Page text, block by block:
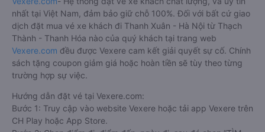
các nhà xe đi, được đảm bảo quyền lợi cao nhất, được hưởng
nhiều ưu đãi giảm giá vé xe khách Thạch Thành - Thanh Hóa
Thanh Xuân - Hà Nội, hành khách có thể đặt mua tại website
Vexere.com- Hệ thống đặt vé xe khách chất lượng, và uy tín
nhất tại Việt Nam, đảm bảo giữ chỗ 100%. Đối với bất cứ giao
dịch đặt mua vé xe khách đi Thanh Xuân - Hà Nội từ Thạch
Thành - Thanh Hóa nào của quý khách tại trang web
Vexere.com đều được Vexere cam kết giải quyết sự cố. Chính
sách tặng coupon giảm giá hoặc hoàn tiền sẽ tùy theo từng
trường hợp sự việc.